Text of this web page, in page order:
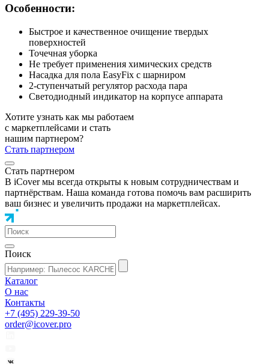
Особенности:
Быстрое и качественное очищение твердых
поверхностей
Точечная уборка
Не требует применения химических средств
Насадка для пола EasyFix с шарниром
2-ступенчатый регулятор расхода пара
Светодиодный индикатор на корпусе аппарата
Хотите узнать как мы работаем
с маркетплейсами и стать
нашим партнером?
Стать партнером
Стать партнером
В iCover мы всегда открыты к новым сотрудничествам и
партнёрствам. Наша команда готова помочь вам расширить
ваш бизнес и увеличить продажи на маркетплейсах.
Поиск
Каталог
О нас
Контакты
+7 (495) 229-39-50
order@icover.pro